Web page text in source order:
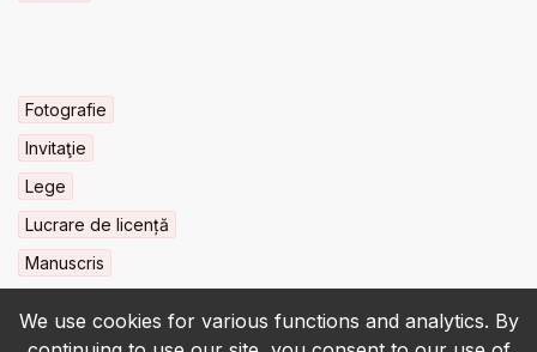
We use cookies for various functions and analytics. By
Fotografie
Invitaţie
Lege
Lucrare de licență
Manuscris